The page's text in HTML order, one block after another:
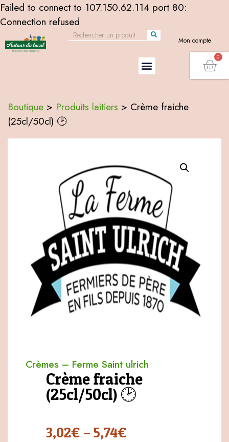
Failed to connect to 107.150.62.114 port 80:
Connection refused
Mon compte
Boutique > Produits laitiers > Crème fraiche
(25cl/50cl) 🕑
Crèmes – Ferme Saint ulrich
Crème fraiche
(25cl/50cl) 🕑
3,02€ – 5,74€